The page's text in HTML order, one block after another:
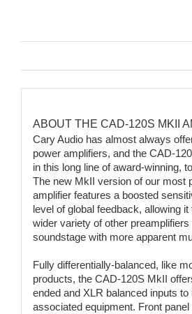
ABOUT THE CAD-120S MKII
Cary Audio has almost always
power amplifiers, and the CAD-
in this long line of award-winning,
The new MkII version of our most
amplifier features a boosted
level of global feedback, allowing
wider variety of other
soundstage with more apparent
Fully differentially-balanced, like
products, the CAD-120S MkII
ended and XLR balanced inputs
associated equipment. Front